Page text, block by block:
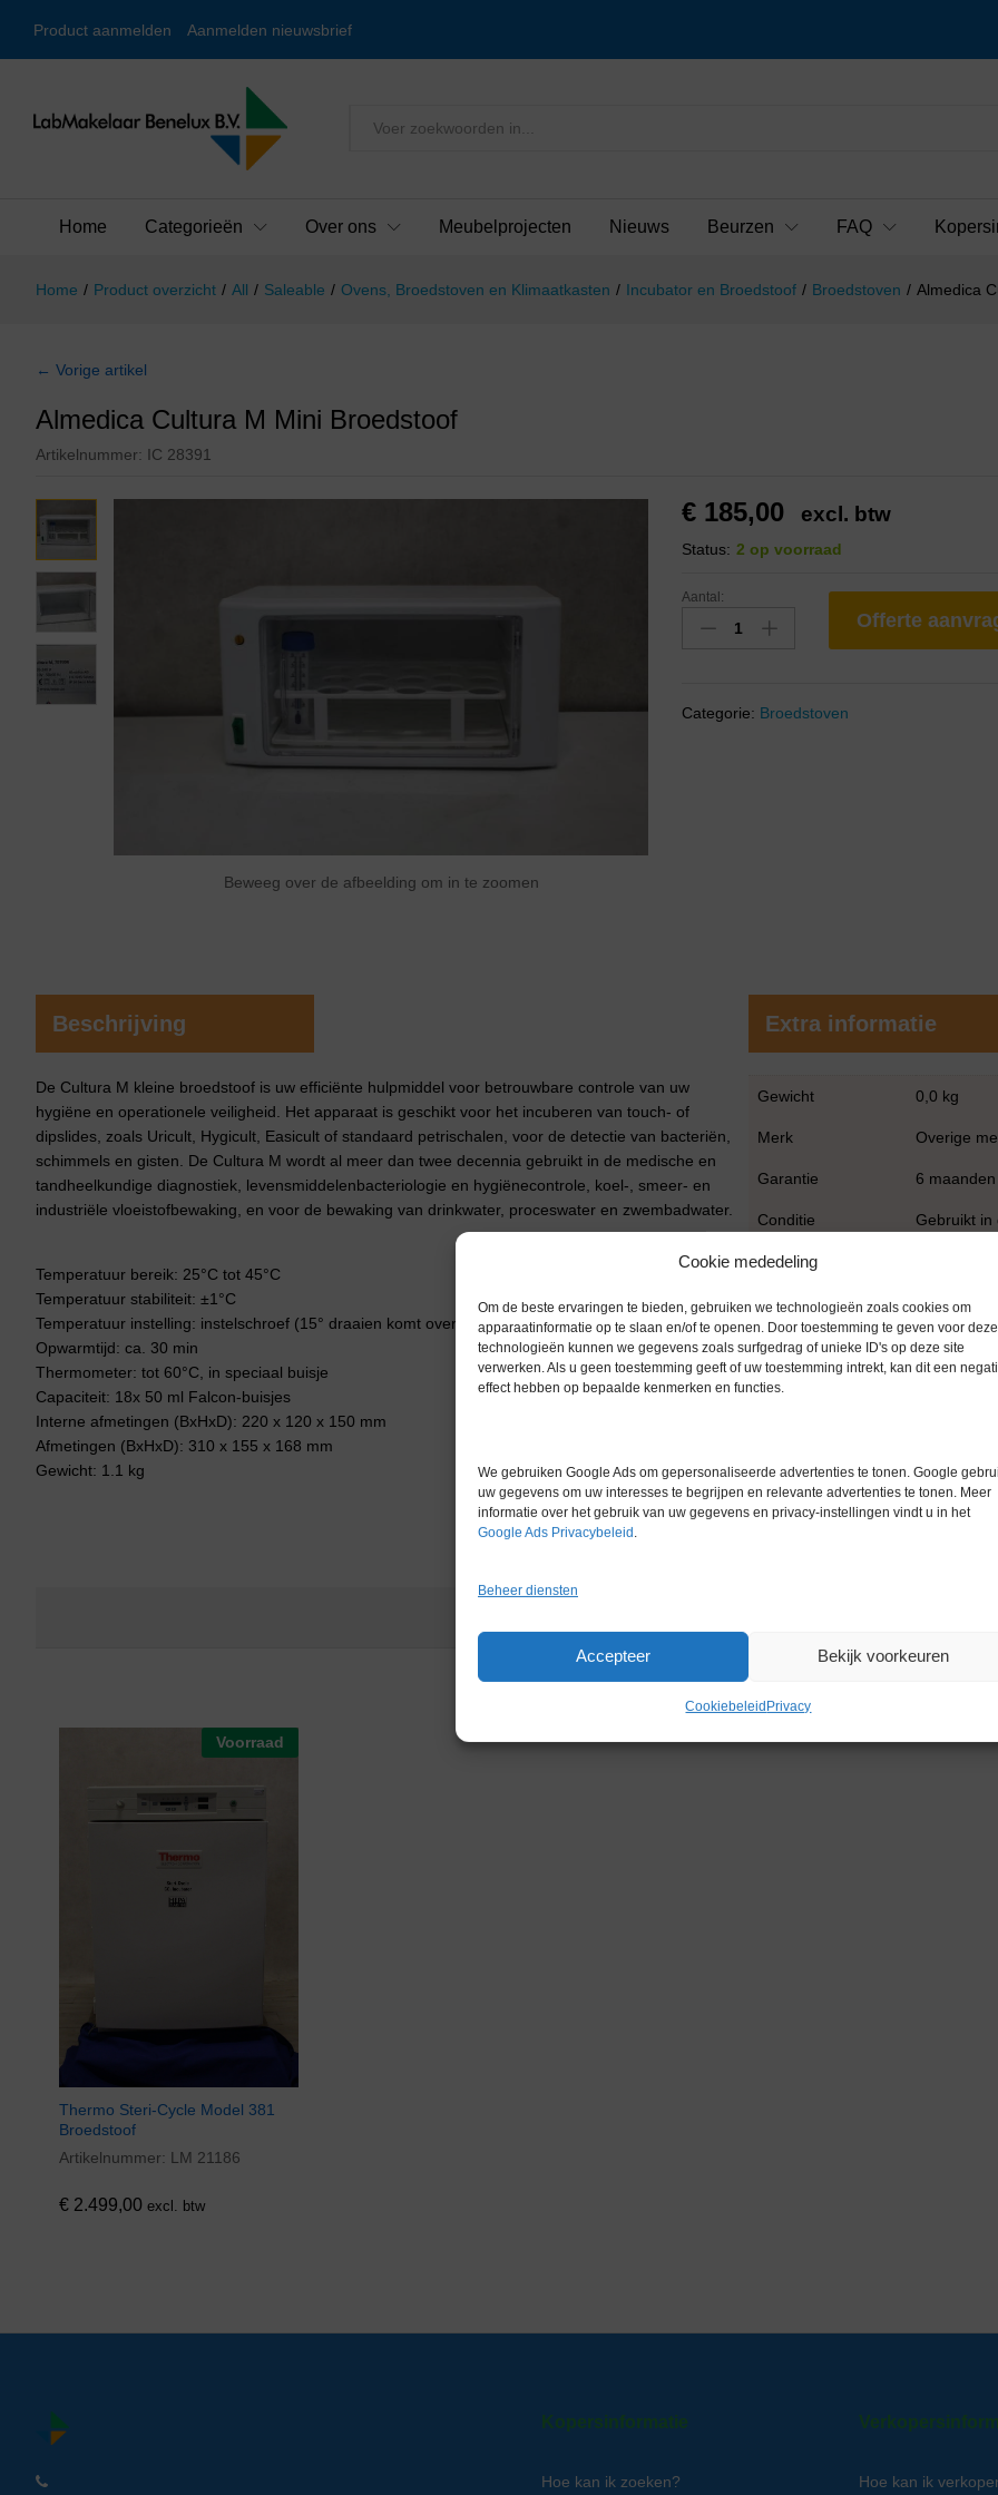
Cookie mededeling
Om de beste ervaringen te bieden, gebruiken we technologieën zoals cookies om
apparaatinformatie op te slaan en/of te openen. Door toestemming te geven voor deze
technologieën kunnen we gegevens zoals surfgedrag of unieke ID's op deze site
verwerken. Als u geen toestemming geeft of uw toestemming intrekt, kan dit een
effect hebben op bepaalde kenmerken en functies.
We gebruiken Google Ads om gepersonaliseerde advertenties te tonen. Google
uw gegevens om uw interesses te begrijpen en relevante advertenties te tonen. Meer
informatie over het gebruik van uw gegevens en privacy-instellingen vindt u in het
Google Ads Privacybeleid .
Beheer diensten
Accepteer Bekijk voorkeuren
CookiebeleidPrivacy
Product aanmelden Aanmelden nieuwsbrief
Alles
Home Categorieën Over ons Meubelprojecten Nieuws Beurzen FAQ
Home / Product overzicht / All / Saleable / Ovens, Broedstoven en Klimaatkasten / Incubator en Broedstoof / Broedstoven / Almedica
← Vorige artikel
Almedica Cultura M Mini Broedstoof
Artikelnummer: IC 28391
Beweeg over de afbeelding om in te zoomen
€ 185,00 excl. btw
Status: 2 op voorraad
Aantal:
Offerte
Categorie: Broedstoven
Beschrijving
De Cultura M kleine broedstoof is uw efficiënte hulpmiddel voor betrouwbare controle van uw
hygiëne en operationele veiligheid. Het apparaat is geschikt voor het incuberen van touch- of
dipslides, zoals Uricult, Hygicult, Easicult of standaard petrischalen, voor de detectie van bacteriën,
schimmels en gisten. De Cultura M wordt al meer dan twee decennia gebruikt in de medische en
tandheelkundige diagnostiek, levensmiddelenbacteriologie en hygiënecontrole, koel-, smeer- en
industriële vloeistofbewaking, en voor de bewaking van drinkwater, proceswater en zwembadwater.
Temperatuur bereik: 25°C tot 45°C
Temperatuur stabiliteit: ±1°C
Temperatuur instelling: instelschroef (15° draaien komt overeen met ca. 1°C)
Opwarmtijd: ca. 30 min
Thermometer: tot 60°C, in speciaal buisje
Capaciteit: 18x 50 ml Falcon-buisjes
Interne afmetingen (BxHxD): 220 x 120 x 150 mm
Afmetingen (BxHxD): 310 x 155 x 168 mm
Gewicht: 1.1 kg
Extra informatie
Gewicht 0,0 kg
Merk Overige
Garantie 6 maanden
Conditie Gebruikt in
Voorraad
Thermo Steri­-Cycle Model 381
Broedstoof
Artikelnummer: LM 21186
€ 2.499,00 excl. btw
Kopersinformatie
Hoe kan ik zoeken? Hoe kan ik